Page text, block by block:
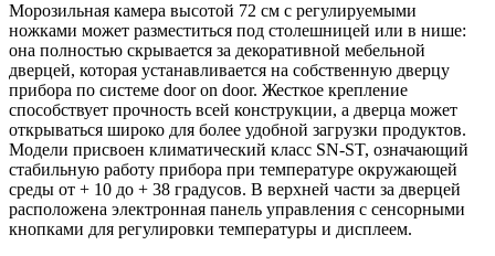
Морозильная камера высотой 72 см с регулируемыми
ножками может разместиться под столешницей или в нише:
она полностью скрывается за декоративной мебельной
дверцей, которая устанавливается на собственную дверцу
прибора по системе door on door. Жесткое крепление
способствует прочность всей конструкции, а дверца может
открываться широко для более удобной загрузки продуктов.
Модели присвоен климатический класс SN-ST, означающий
стабильную работу прибора при температуре окружающей
среды от + 10 до + 38 градусов. В верхней части за дверцей
расположена электронная панель управления с сенсорными
кнопками для регулировки температуры и дисплеем.